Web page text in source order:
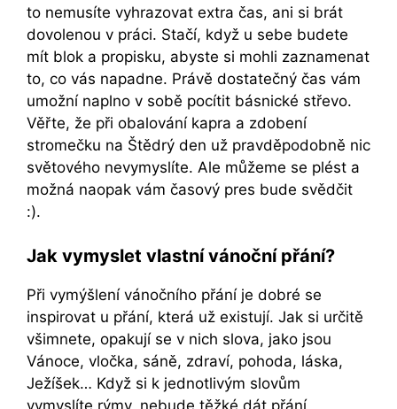
to nemusíte vyhrazovat extra čas, ani si brát
dovolenou v práci. Stačí, když u sebe budete
mít blok a propisku, abyste si mohli zaznamenat
to, co vás napadne. Právě dostatečný čas vám
umožní naplno v sobě pocítit básnické střevo.
Věřte, že při obalování kapra a zdobení
stromečku na Štědrý den už pravděpodobně nic
světového nevymyslíte. Ale můžeme se plést a
možná naopak vám časový pres bude svědčit
:).
Jak vymyslet vlastní vánoční přání?
Při vymýšlení vánočního přání je dobré se
inspirovat u přání, která už existují. Jak si určitě
všimnete, opakují se v nich slova, jako jsou
Vánoce, vločka, sáně, zdraví, pohoda, láska,
Ježíšek… Když si k jednotlivým slovům